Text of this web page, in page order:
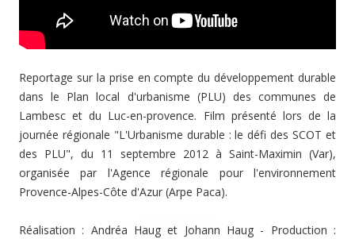
Reportage sur la prise en compte du développement durable
dans le Plan local d'urbanisme (PLU) des communes de
Lambesc et du Luc-en-provence. Film présenté lors de la
journée régionale "L'Urbanisme durable : le défi des SCOT et
des PLU", du 11 septembre 2012 à Saint-Maximin (Var),
organisée par l'Agence régionale pour l'environnement
Provence-Alpes-Côte d'Azur (Arpe Paca).
Réalisation : Andréa Haug et Johann Haug - Production :